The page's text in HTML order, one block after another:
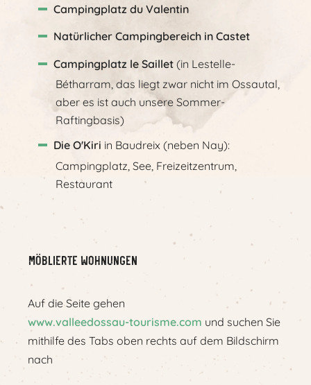
Campingplatz du Valentin
Natürlicher Campingbereich in Castet
Campingplatz le Saillet(in Lestelle-
Bétharram, das liegt zwar nicht im Ossautal,
aber es ist auch unsere Sommer-
Raftingbasis)
Die O'Kiri in Baudreix (neben Nay):
Campingplatz, See, Freizeitzentrum,
Restaurant
Möblierte Wohnungen
Auf die Seite gehen
www.valleedossau-tourisme.com und suchen Sie
mithilfe des Tabs oben rechts auf dem Bildschirm
nach